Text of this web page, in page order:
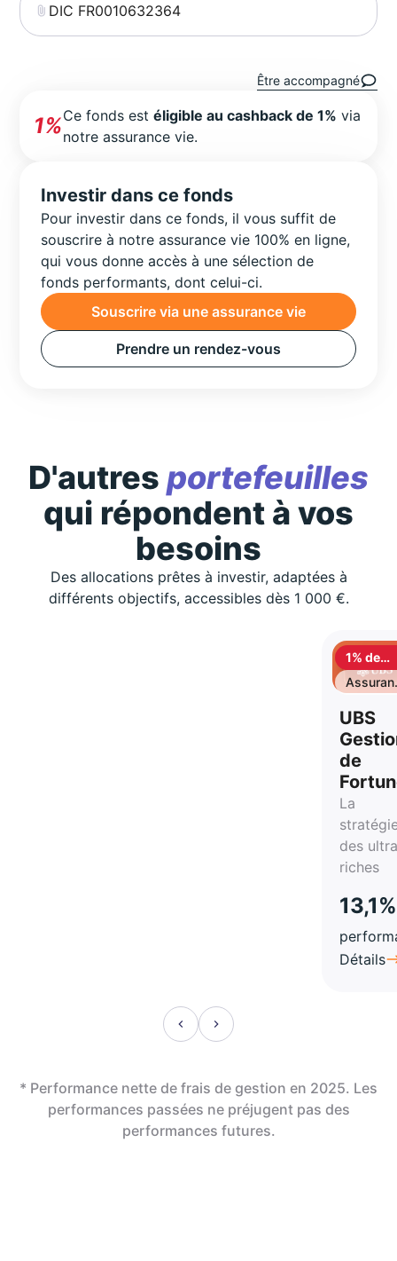
DIC FR0010632364
Être accompagné
1%Ce fonds estéligible au cashback de 1% via
notre assurance vie.
Investir dans ce fonds
Pour investir dans ce fonds, il vous suffit de
souscrire à notre assurance vie 100% en ligne,
qui vous donne accès à une sélection de
fonds performants, dont celui-ci.
Souscrire via une assurance vie
Prendre un rendez-vous
D'autres portefeuilles
qui répondent à vos
besoins
Des allocations prêtes à investir, adaptées à
différents objectifs, accessibles dès 1 000 €.
1% de
UBS
de
La
des
riches
13,1%
Détails
* Performance nette de frais de gestion en 2025. Les
performances passées ne préjugent pas des
performances futures.